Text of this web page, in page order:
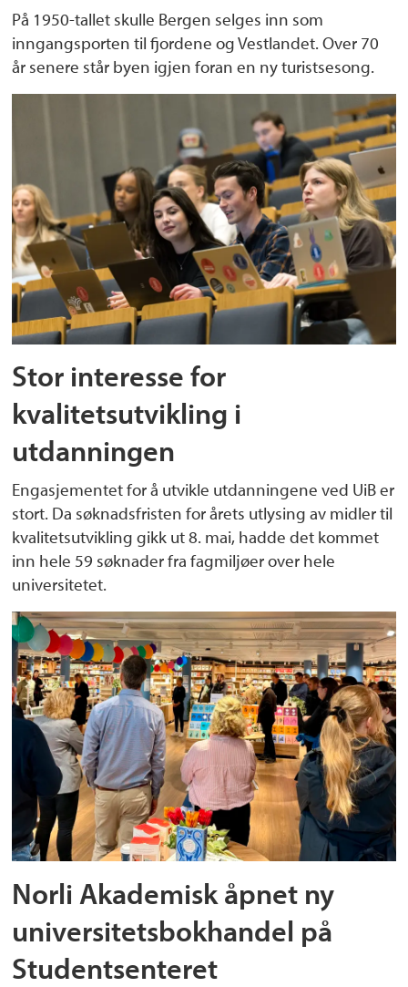
På 1950-tallet skulle Bergen selges inn som
inngangsporten til fjordene og Vestlandet. Over 70
år senere står byen igjen foran en ny turistsesong.
Stor interesse for
kvalitetsutvikling i
utdanningen
Engasjementet for å utvikle utdanningene ved UiB er
stort. Da søknadsfristen for årets utlysing av midler til
kvalitetsutvikling gikk ut 8. mai, hadde det kommet
inn hele 59 søknader fra fagmiljøer over hele
universitetet.
Norli Akademisk åpnet ny
universitetsbokhandel på
Studentsenteret